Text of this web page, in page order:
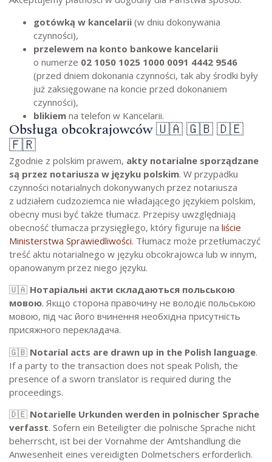
gotówką w kancelarii (w dniu dokonywania
czynności),
przelewem na konto bankowe kancelarii
o numerze 02 1050 1025 1000 0091 4442 9546
(przed dniem dokonania czynności, tak aby środki były
już zaksięgowane na koncie przed dokonaniem
czynności),
blikiem na telefon w Kancelarii.
Obsługa obcokrajowców 🇺🇦 🇬🇧 🇩🇪
🇫🇷
Zgodnie z polskim prawem, akty notarialne sporządzane
są przez notariusza w języku polskim. W przypadku
czynności notarialnych dokonywanych przez notariusza
z udziałem cudzoziemca nie władającego językiem polskim,
obecny musi być także tłumacz. Przepisy uwzględniają
obecność tłumacza przysięgłego, który figuruje na liście
Ministerstwa Sprawiedliwości. Tłumacz może przetłumaczyć
treść aktu notarialnego w języku obcokrajowca lub w innym,
opanowanym przez niego języku.
🇺🇦 Нотаріальні акти складаються польською
мовою. Якщо сторона правочину не володіє польською
мовою, під час його вчинення необхідна присутність
присяжного перекладача.
🇬🇧 Notarial acts are drawn up in the Polish language.
If a party to the transaction does not speak Polish, the
presence of a sworn translator is required during the
proceedings.
🇩🇪 Notarielle Urkunden werden in polnischer Sprache
verfasst. Sofern ein Beteiligter die polnische Sprache nicht
beherrscht, ist bei der Vornahme der Amtshandlung die
Anwesenheit eines vereidigten Dolmetschers erforderlich.